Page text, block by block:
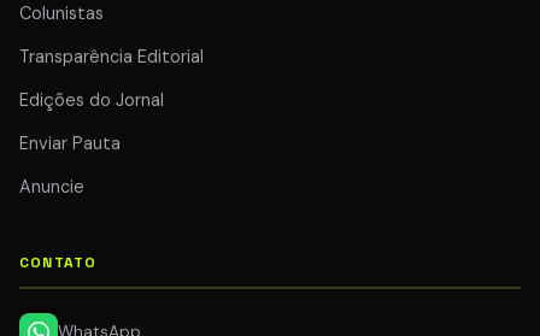
Colunistas
Transparência Editorial
Edições do Jornal
Enviar Pauta
Anuncie
CONTATO
WhatsApp